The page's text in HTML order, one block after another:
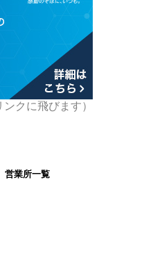
クに飛びます）
営業所一覧